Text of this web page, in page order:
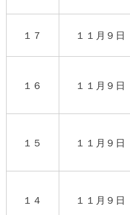
１７ １１月９日
１６ １１月９日
１５ １１月９日
１４ １１月９日